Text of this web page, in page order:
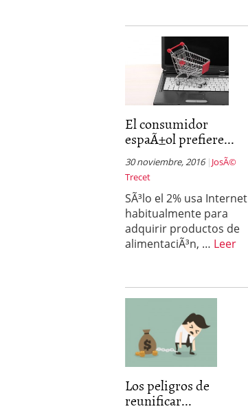
El consumidor
espaÃ±ol prefiere...
30 noviembre, 2016
JosÃ©
Trecet
SÃ³lo el 2% usa Internet
habitualmente para
adquirir productos de
alimentaciÃ³n, … Leer
Los peligros de
reunificar...